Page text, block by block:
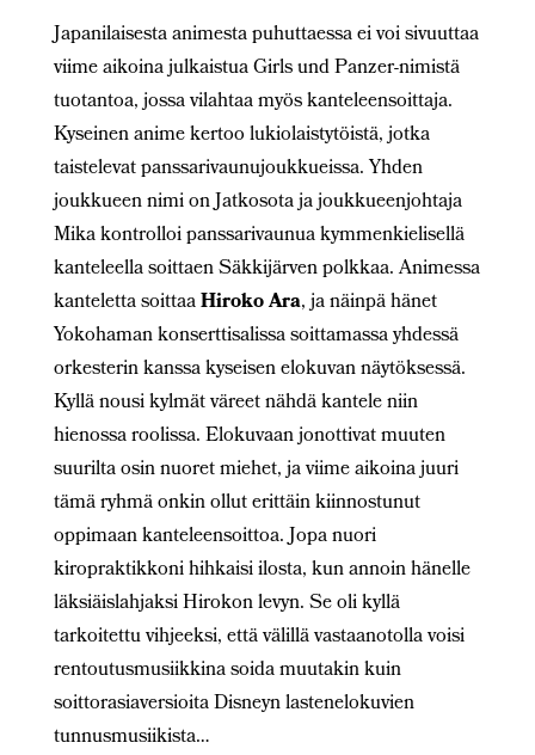
Japanilaisesta animesta puhuttaessa ei voi sivuuttaa
viime aikoina julkaistua Girls und Panzer-nimistä
tuotantoa, jossa vilahtaa myös kanteleensoittaja.
Kyseinen anime kertoo lukiolaistytöistä, jotka
taistelevat panssarivaunujoukkueissa. Yhden
joukkueen nimi on Jatkosota ja joukkueenjohtaja
Mika kontrolloi panssarivaunua kymmenkielisellä
kanteleella soittaen Säkkijärven polkkaa. Animessa
kanteletta soittaaHiroko Ara, ja näinpä hänet
Yokohaman konserttisalissa soittamassa yhdessä
orkesterin kanssa kyseisen elokuvan näytöksessä.
Kyllä nousi kylmät väreet nähdä kantele niin
hienossa roolissa. Elokuvaan jonottivat muuten
suurilta osin nuoret miehet, ja viime aikoina juuri
tämä ryhmä onkin ollut erittäin kiinnostunut
oppimaan kanteleensoittoa. Jopa nuori
kiropraktikkoni hihkaisi ilosta, kun annoin hänelle
läksiäislahjaksi Hirokon levyn. Se oli kyllä
tarkoitettu vihjeeksi, että välillä vastaanotolla voisi
rentoutusmusiikkina soida muutakin kuin
soittorasiaversioita Disneyn lastenelokuvien
tunnusmusiikista…